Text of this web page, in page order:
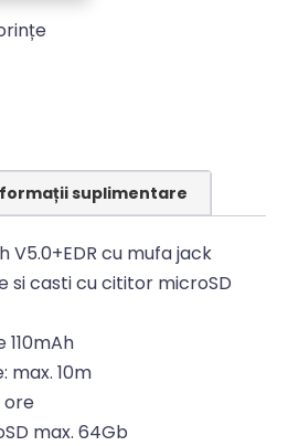
suplimentare
cu mufa jack
si casti cu cititor microSD
max. 10m
ore
max. 64Gb